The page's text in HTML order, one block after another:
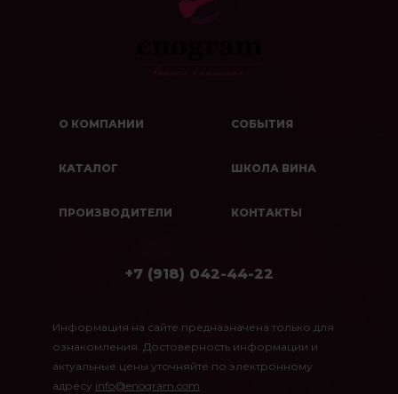
О КОМПАНИИ
КАТАЛОГ
ПРОИЗВОДИТЕЛИ
СОБЫТИЯ
ШКОЛА ВИНА
КОНТАКТЫ
+7 (918) 042-44-22
Информация на сайте предназначена только для
ознакомления. Достоверность информации и
актуальные цены уточняйте по электронному
адресу info@enogram.com